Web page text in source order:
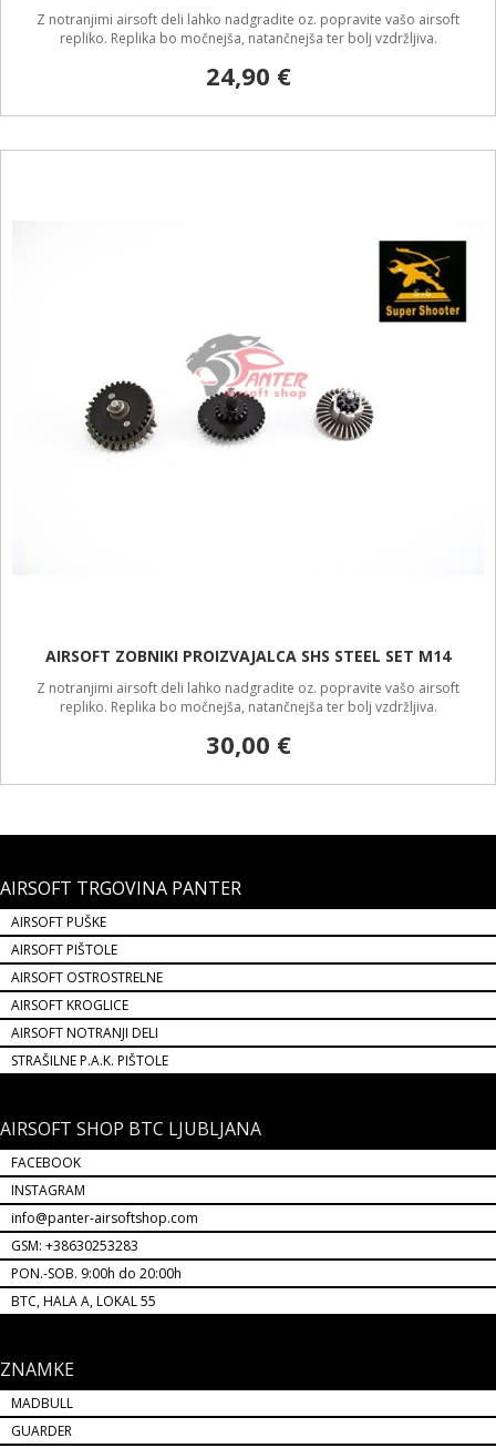
Z notranjimi airsoft deli lahko nadgradite oz. popravite vašo airsoft
repliko. Replika bo močnejša, natančnejša ter bolj vzdržljiva.
24,90 €
AIRSOFT ZOBNIKI PROIZVAJALCA SHS STEEL SET M14
Z notranjimi airsoft deli lahko nadgradite oz. popravite vašo airsoft
repliko. Replika bo močnejša, natančnejša ter bolj vzdržljiva.
30,00 €
AIRSOFT TRGOVINA PANTER
AIRSOFT PUŠKE
AIRSOFT PIŠTOLE
AIRSOFT OSTROSTRELNE
AIRSOFT KROGLICE
AIRSOFT NOTRANJI DELI
STRAŠILNE P.A.K. PIŠTOLE
AIRSOFT SHOP BTC LJUBLJANA
FACEBOOK
INSTAGRAM
info@panter-airsoftshop.com
GSM: +38630253283
PON.-SOB. 9:00h do 20:00h
BTC, HALA A, LOKAL 55
ZNAMKE
MADBULL
GUARDER